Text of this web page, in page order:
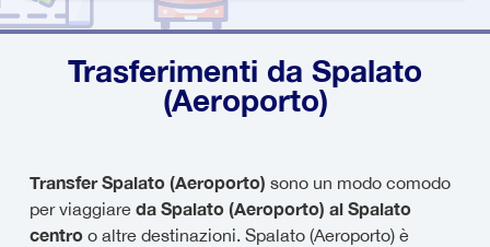
Trasferimenti da Spalato
(Aeroporto)
Transfer Spalato (Aeroporto) sono un modo comodo
per viaggiare da Spalato (Aeroporto) al Spalato
centroo altre destinazioni. Spalato (Aeroporto) è